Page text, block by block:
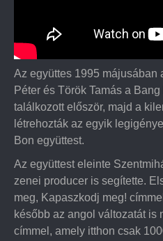
Az együttes 1995 májusában
Péter és Török Tamás a
találkozott először, majd a
létrehozták az egyik
Bon együttest.
Az együttest eleinte
zenei producer is segítette.
meg, Kapaszkodj meg!
később az angol változatát is
címmel, amely itthon csak